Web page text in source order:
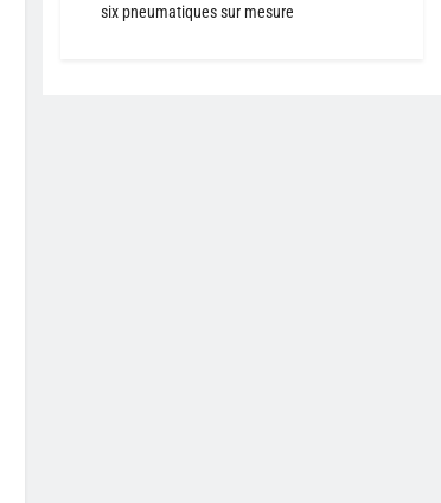
six pneumatiques sur mesure